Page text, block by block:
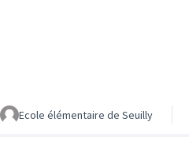
Ecole élémentaire de Seuilly